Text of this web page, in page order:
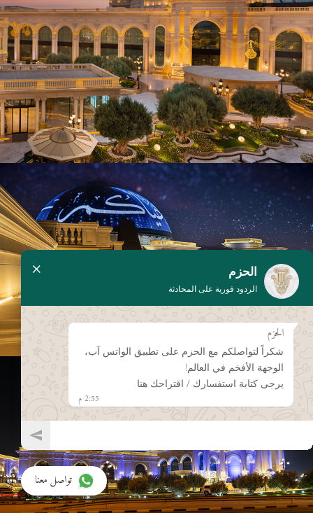
الحزم
الردود فورية على المحادثة
الحزم
شكراً لتواصلكم مع الحزم على تطبيق الواتس آب،
الوجهة الأفخم في العالم!
يرجى كتابة استفسارك / اقتراحك هنا
2:55 م
×
تواصل معنا